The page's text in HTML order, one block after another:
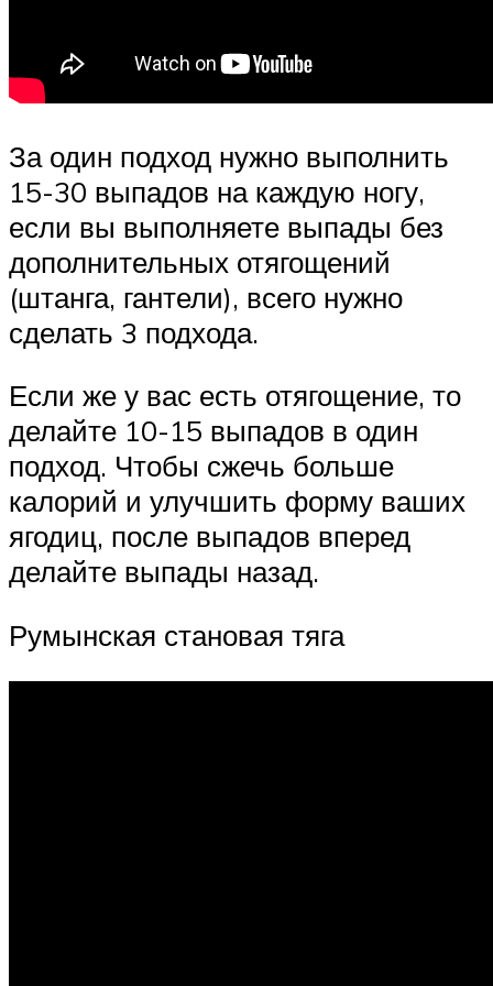
За один подход нужно выполнить
15-30 выпадов на каждую ногу,
если вы выполняете выпады без
дополнительных отягощений
(штанга, гантели), всего нужно
сделать 3 подхода.
Если же у вас есть отягощение, то
делайте 10-15 выпадов в один
подход. Чтобы сжечь больше
калорий и улучшить форму ваших
ягодиц, после выпадов вперед
делайте выпады назад.
Румынская становая тяга